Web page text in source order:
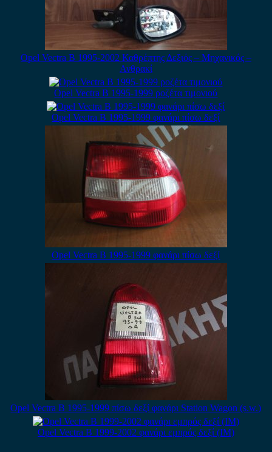
Opel Vectra B 1995-2002 Καθρέπτης Δεξιός – Μηχανικός –
Ανθρακί
Opel Vectra B 1995-1999 ροζέτα τιμονιού
Opel Vectra B 1995-1999 φανάρι πίσω δεξί
Opel Vectra B 1995-1999 φανάρι πίσω δεξί
Opel Vectra B 1995-1999 πίσω δεξί φανάρι Station Wagon (s.w.)
Opel Vectra B 1999-2002 φανάρι εμπρός δεξί (IM)